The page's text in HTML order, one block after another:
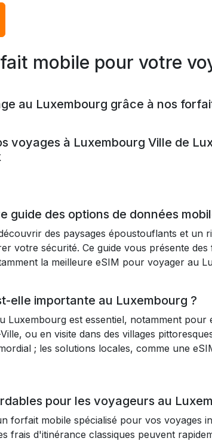
mobile pour votre
au Luxembourg grâce à nos
voyages à Luxembourg Ville de
guide des options de données
des paysages époustouflants et
votre sécurité. Ce guide vous présente
la meilleure eSIM pour voyager au
elle importante au Luxembourg ?
est essentiel, notamment
ou en visite dans des villages
; les solutions locales, comme une
pour les voyageurs au
forfait mobile spécialisé pour vos voyages
frais d'itinérance classiques peuvent